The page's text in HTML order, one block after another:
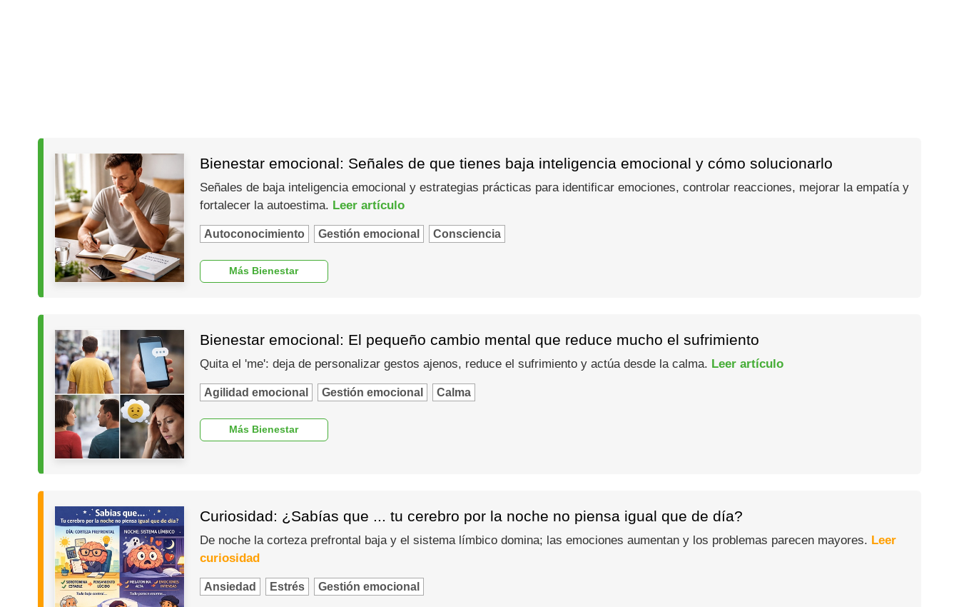
Bienestar emocional: Señales de que tienes baja inteligencia emocional y cómo solucionarlo
Señales de baja inteligencia emocional y estrategias prácticas para identificar emociones, controlar reacciones, mejorar la empatía y
fortalecer la autoestima. Leer artículo
Autoconocimiento Gestión emocional Consciencia
Más Bienestar
Bienestar emocional: El pequeño cambio mental que reduce mucho el sufrimiento
Quita el 'me': deja de personalizar gestos ajenos, reduce el sufrimiento y actúa desde la calma. Leer artículo
Agilidad emocional Gestión emocional Calma
Más Bienestar
Curiosidad: ¿Sabías que ... tu cerebro por la noche no piensa igual que de día?
De noche la corteza prefrontal baja y el sistema límbico domina; las emociones aumentan y los problemas parecen mayores. Leer
curiosidad
Ansiedad Estrés Gestión emocional